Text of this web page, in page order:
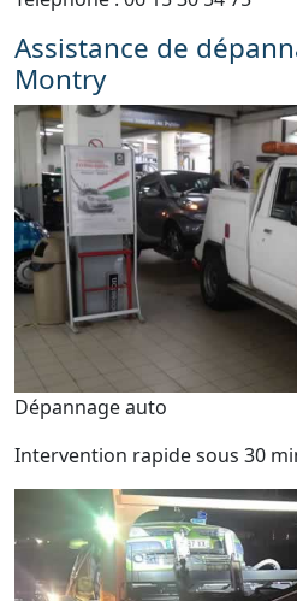
Assistance de
Montry
Dépannage auto
Intervention rapide sous 30